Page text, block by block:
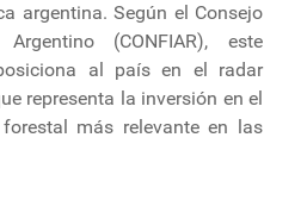
argentina. Según el Consejo
(CONFIAR), este
al país en el radar
representa la inversión en el
más relevante en las